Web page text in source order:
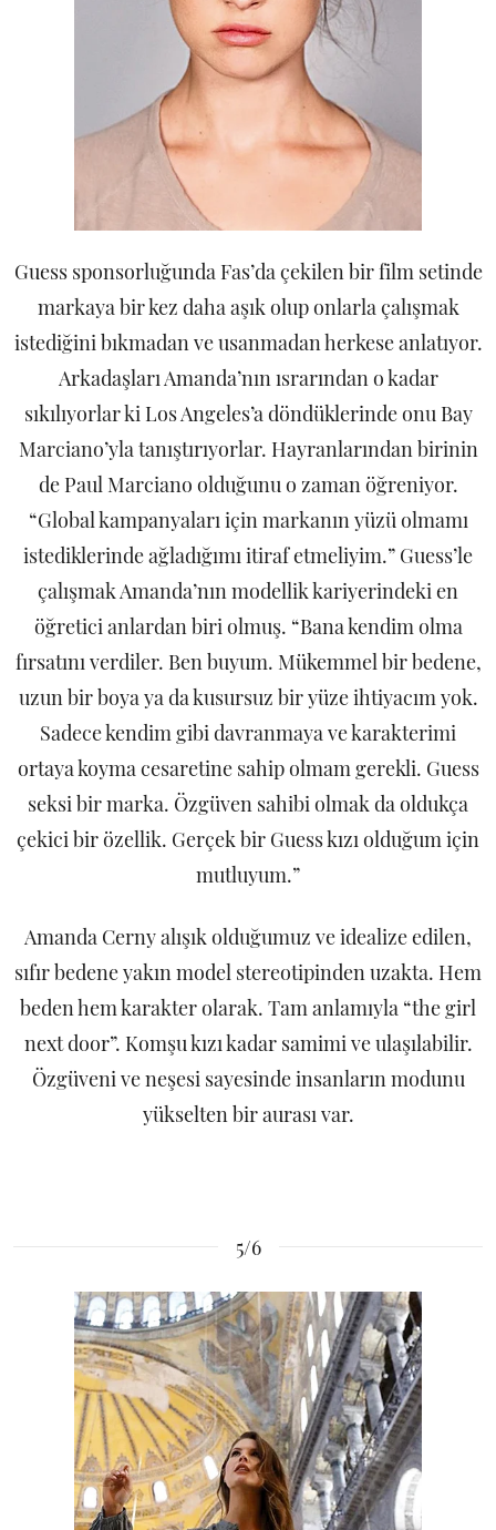
Guess sponsorluğunda Fas’da çekilen bir film setinde
markaya bir kez daha aşık olup onlarla çalışmak
istediğini bıkmadan ve usanmadan herkese anlatıyor.
Arkadaşları Amanda’nın ısrarından o kadar
sıkılıyorlar ki Los Angeles’a döndüklerinde onu Bay
Marciano’yla tanıştırıyorlar. Hayranlarından birinin
de Paul Marciano olduğunu o zaman öğreniyor.
“Global kampanyaları için markanın yüzü olmamı
istediklerinde ağladığımı itiraf etmeliyim.” Guess’le
çalışmak Amanda’nın modellik kariyerindeki en
öğretici anlardan biri olmuş. “Bana kendim olma
fırsatını verdiler. Ben buyum. Mükemmel bir bedene,
uzun bir boya ya da kusursuz bir yüze ihtiyacım yok.
Sadece kendim gibi davranmaya ve karakterimi
ortaya koyma cesaretine sahip olmam gerekli. Guess
seksi bir marka. Özgüven sahibi olmak da oldukça
çekici bir özellik. Gerçek bir Guess kızı olduğum için
mutluyum.”
Amanda Cerny alışık olduğumuz ve idealize edilen,
sıfır bedene yakın model stereotipinden uzakta. Hem
beden hem karakter olarak. Tam anlamıyla “the girl
next door”. Komşu kızı kadar samimi ve ulaşılabilir.
Özgüveni ve neşesi sayesinde insanların modunu
yükselten bir aurası var.
5/6